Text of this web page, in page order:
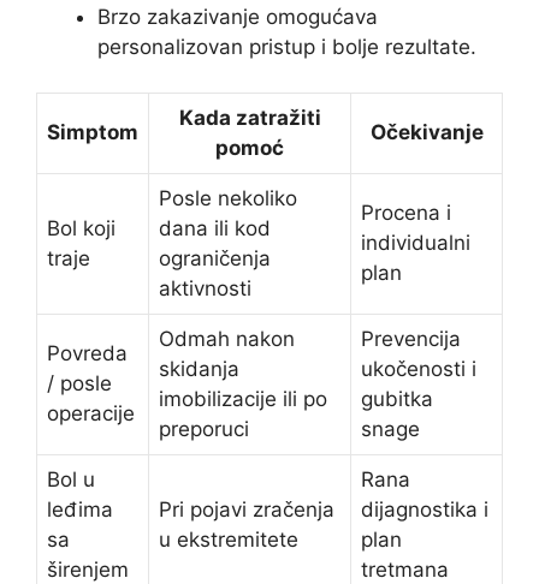
Brzo zakazivanje omogućava
personalizovan pristup i bolje rezultate.
Simptom
Kada zatražiti
pomoć
Očekivanje
Bol koji
traje
Posle nekoliko
dana ili kod
ograničenja
aktivnosti
Procena i
individualni
plan
Povreda
/ posle
operacije
Odmah nakon
skidanja
imobilizacije ili po
preporuci
Prevencija
ukočenosti i
gubitka
snage
Bol u
leđima
sa
širenjem
Pri pojavi zračenja
u ekstremitete
Rana
dijagnostika i
plan
tretmana